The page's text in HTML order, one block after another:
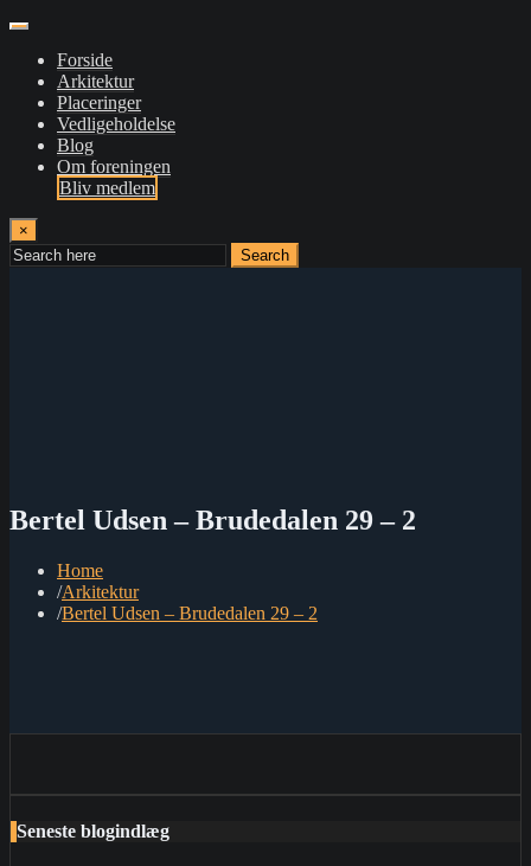
Forside
Arkitektur
Placeringer
Vedligeholdelse
Blog
Om foreningen
Bliv medlem
×
Search
Bertel Udsen – Brudedalen 29 – 2
Home
Arkitektur
Bertel Udsen – Brudedalen 29 – 2
Seneste blogindlæg